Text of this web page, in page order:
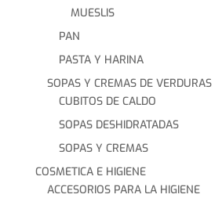
MUESLIS
PAN
PASTA Y HARINA
SOPAS Y CREMAS DE VERDURAS
CUBITOS DE CALDO
SOPAS DESHIDRATADAS
SOPAS Y CREMAS
COSMETICA E HIGIENE
ACCESORIOS PARA LA HIGIENE